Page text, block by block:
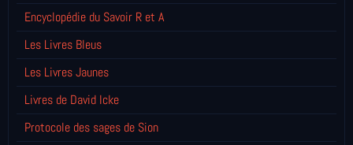
Encyclopédie du Savoir R et A
Les Livres Bleus
Les Livres Jaunes
Livres de David Icke
Protocole des sages de Sion